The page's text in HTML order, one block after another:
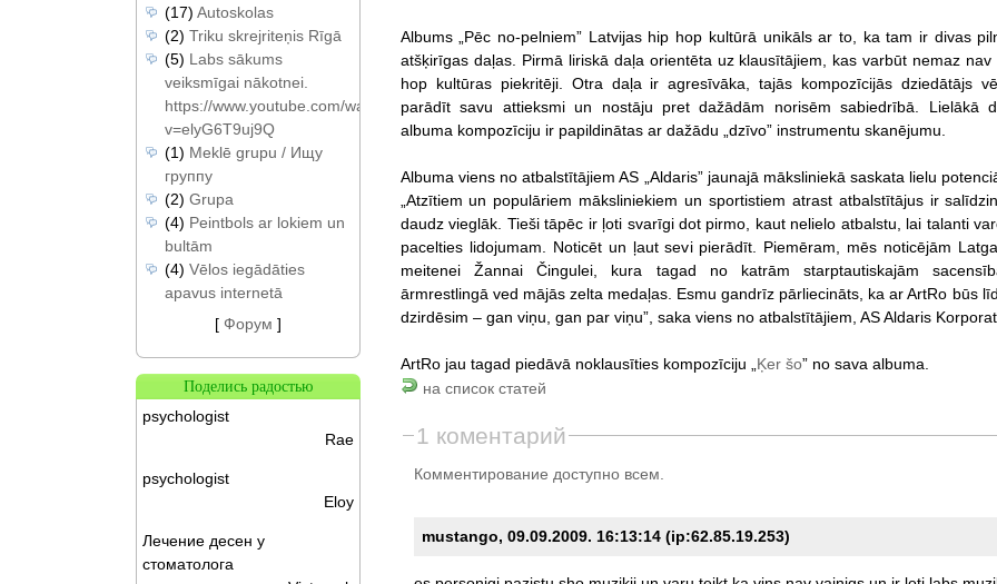
Albums „Pēc no-pelniem” Latvijas hip hop kultūrā unikāls ar to, ka tam ir divas
atšķirīgas daļas. Pirmā liriskā daļa orientēta uz klausītājiem, kas varbūt nemaz nav
hop kultūras piekritēji. Otra daļa ir agresīvāka, tajās kompozīcijās dziedātājs
parādīt savu attieksmi un nostāju pret dažādām norisēm sabiedrībā. Lielākā
albuma kompozīciju ir papildinātas ar dažādu „dzīvo” instrumentu skanējumu.
Albuma viens no atbalstītājiem AS „Aldaris” jaunajā māksliniekā saskata lielu
„Atzītiem un populāriem māksliniekiem un sportistiem atrast atbalstītājus ir
daudz vieglāk. Tieši tāpēc ir ļoti svarīgi dot pirmo, kaut nelielo atbalstu, lai talanti
pacelties lidojumam. Noticēt un ļaut sevi pierādīt. Piemēram, mēs noticējām
meitenei Žannai Čingulei, kura tagad no katrām starptautiskajām
ārmrestlingā ved mājās zelta medaļas. Esmu gandrīz pārliecināts, ka ar ArtRo būs
dzirdēsim – gan viņu, gan par viņu”, saka viens no atbalstītājiem, AS Aldaris
ArtRo jau tagad piedāvā noklausīties kompozīciju „ Ķer šo” no sava albuma.
на список статей
1 коментарий
Комментирование доступно всем.
mustango, 09.09.2009. 16:13:14 (ip:62.85.19.253)
(17) Autoskolas
(2) Triku skrejriteņis Rīgā
(5) Labs sākums
veiksmīgai nākotnei.
https://www.youtube.com/watch?
v=elyG6T9uj9Q
(1) Meklē grupu / Ищу
группу
(2) Grupa
(4) Peintbols ar lokiem un
bultām
(4) Vēlos iegādāties
apavus internetā
[ Форум ]
Поделись радостью
psychologist
Rae
psychologist
Eloy
Лечение десен у
стоматолога